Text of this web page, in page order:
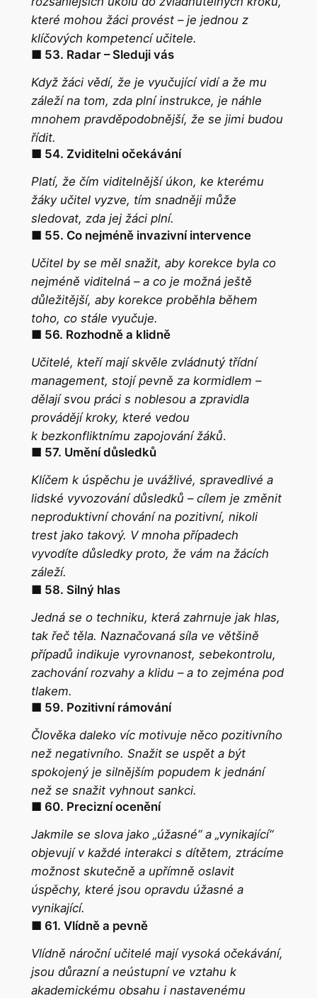
které mohou žáci provést – je jednou z
klíčových kompetencí učitele.
■ 53. Radar –⁠⁠⁠⁠ Sleduji vás
Když žáci vědí, že je vyučující vidí a že mu
záleží na tom, zda plní instrukce, je náhle
mnohem pravděpodobnější, že se jimi budou
řídit.
■ 54. Zviditelni očekávání
Platí, že čím viditelnější úkon, ke kterému
žáky učitel vyzve, tím snadněji může
sledovat, zda jej žáci plní.
■ 55. Co nejméně invazivní intervence
Učitel by se měl snažit, aby korekce byla co
nejméně viditelná – a co je možná ještě
důležitější, aby korekce proběhla během
toho, co stále vyučuje.
■ 56. Rozhodně a klidně
Učitelé, kteří mají skvěle zvládnutý třídní
management, stojí pevně za kormidlem –
dělají svou práci s noblesou a zpravidla
provádějí kroky, které vedou
k bezkonfliktnímu zapojování žáků.
■ 57. Umění důsledků
Klíčem k úspěchu je uvážlivé, spravedlivé a
lidské vyvozování důsledků – cílem je změnit
neproduktivní chování na pozitivní, nikoli
trest jako takový. V mnoha případech
vyvodíte důsledky proto, že vám na žácích
záleží.
■ 58. Silný hlas
Jedná se o techniku, která zahrnuje jak hlas,
tak řeč těla. Naznačovaná sílave většině
případů indikuje vyrovnanost, sebekontrolu,
zachování rozvahy a klidu – a to zejména pod
tlakem.
■ 59. Pozitivní rámování
Člověka daleko víc motivuje něco pozitivního
než negativního. Snažit se uspět a být
spokojený je silnějším popudem k jednání
než se snažit vyhnout sankci.
■ 60. Precizní ocenění
Jakmile se slova jako „úžasné“a „vynikající“
objevují v každé interakci s dítětem, ztrácíme
možnost skutečně a upřímně oslavit
úspěchy, které jsou opravdu úžasné a
vynikající.
■ 61. Vlídně a pevně
Vlídně nároční učitelé mají vysoká očekávání,
jsou důrazní a neústupní ve vztahu k
akademickému obsahu i nastavenému